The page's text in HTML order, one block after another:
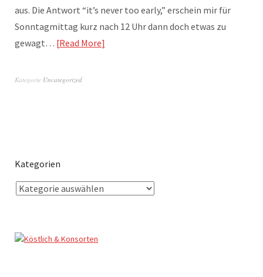
aus. Die Antwort “it’s never too early,” erschein mir für
Sonntagmittag kurz nach 12 Uhr dann doch etwas zu
gewagt… Read More
Kategorie Uncategorized
Kategorien